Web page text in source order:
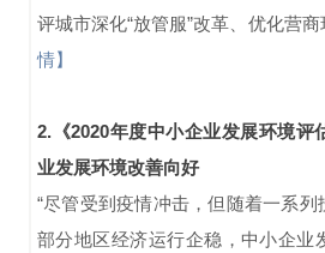
评城市深化“放管服”改革、优化营
情】
2.《2020年度中小企业发展环境评
业发展环境改善向好
“尽管受到疫情冲击，但随着一系
部分地区经济运行企稳，中小企业